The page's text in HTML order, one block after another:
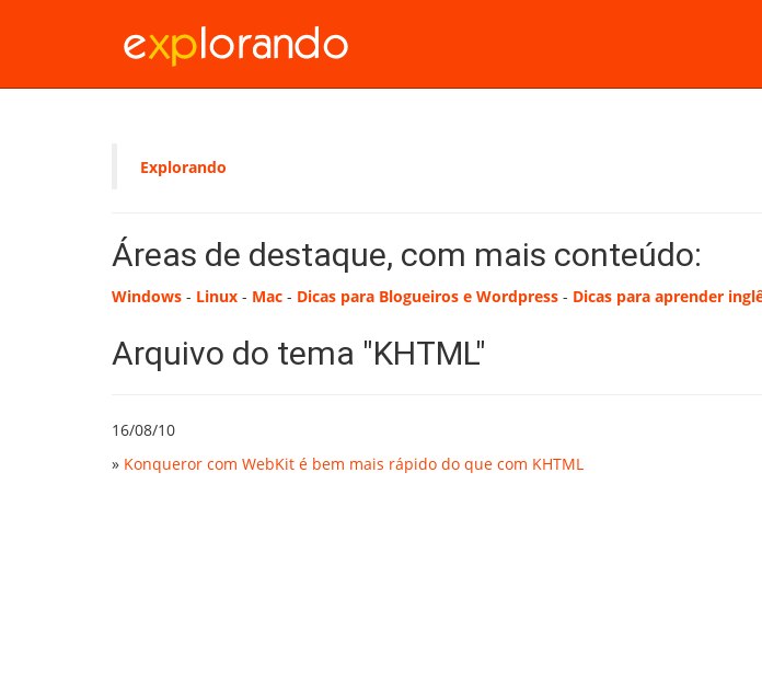
Explorando
Áreas de destaque, com mais conteúdo:
Windows - Linux - Mac - Dicas para Blogueiros e Wordpress - Dicas para aprender
Arquivo do tema "KHTML"
16/08/10
» Konqueror com WebKit é bem mais rápido do que com KHTML